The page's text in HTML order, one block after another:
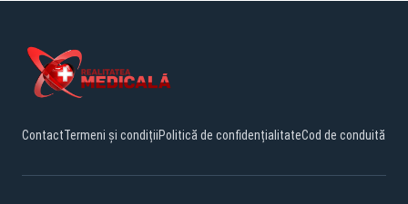
ContactTermeni și condițiiPolitică de confidențialitateCod de conduită